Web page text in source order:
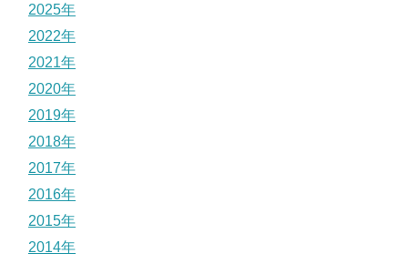
2025年
2022年
2021年
2020年
2019年
2018年
2017年
2016年
2015年
2014年